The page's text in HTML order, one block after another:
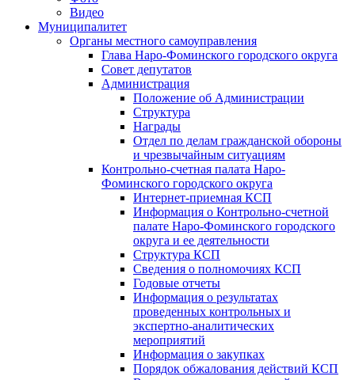
Видео
Муниципалитет
Органы местного самоуправления
Глава Наро-Фоминского городского округа
Совет депутатов
Администрация
Положение об Администрации
Структура
Награды
Отдел по делам гражданской обороны
и чрезвычайным ситуациям
Контрольно-счетная палата Наро-
Фоминского городского округа
Интернет-приемная КСП
Информация о Контрольно-счетной
палате Наро-Фоминского городского
округа и ее деятельности
Структура КСП
Сведения о полномочиях КСП
Годовые отчеты
Информация о результатах
проведенных контрольных и
экспертно-аналитических
мероприятий
Информация о закупках
Порядок обжалования действий КСП